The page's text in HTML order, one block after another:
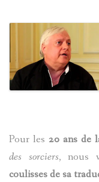
Potter »
Pour les 20 ans de
des sorciers, nous
coulisses de sa